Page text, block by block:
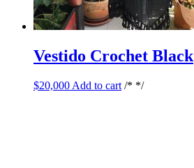
Vestido Crochet Black
$20,000 Add to cart /* */